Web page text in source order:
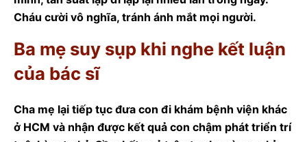
Cháu cười vô nghĩa, tránh ánh mắt mọi người.
Ba mẹ suy sụp khi nghe kết luận
của bác sĩ
Cha mẹ lại tiếp tục đưa con đi khám bệnh viện khác
ở HCM và nhận được kết quả con chậm phát triển trí